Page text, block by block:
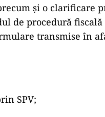
și o clarificare
de procedură fiscală
transmise în
SPV;